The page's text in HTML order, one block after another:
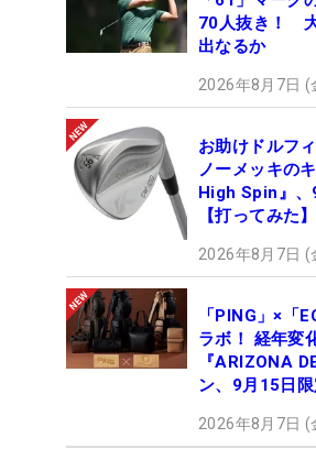
70人抜き！
出なるか
2026年8月7日 (
お助けドルフ
ノーメッキの
High Spin』
【打ってみた】
2026年8月7日 (
「PING」×「
ラボ！ 経年変
『ARIZONA
ン、9月15日
2026年8月7日 (